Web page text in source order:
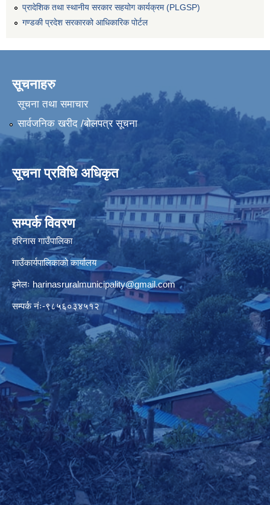
प्रादेशिक तथा स्थानीय सरकार सहयोग कार्यक्रम (PLGSP)
गण्डकी प्रदेश सरकारको आधिकारिक पोर्टल
सूचनाहरु
सूचना तथा समाचार
सार्वजनिक खरीद /बोलपत्र सूचना
सूचना प्रविधि अधिकृत
सम्पर्क विवरण
हरिनास गाउँपालिका
गाउँकार्यपालिकाको कार्यालय
इमेलः harinasruralmunicipality@gmail.com
सम्पर्क नंः-९८५६०३४५१२